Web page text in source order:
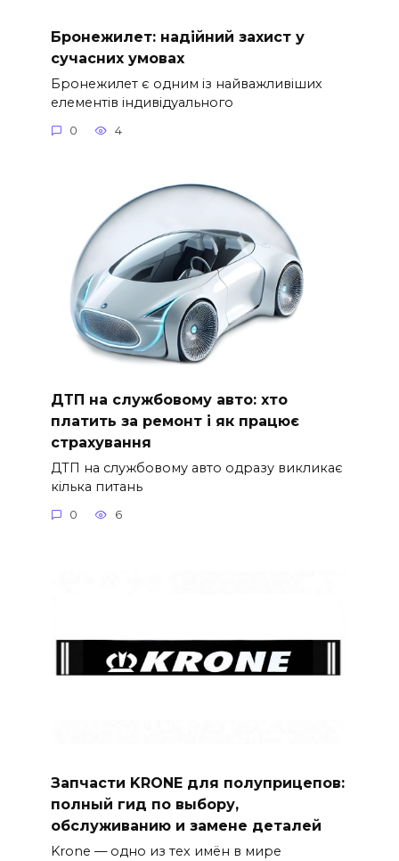
Бронежилет: надійний захист у
сучасних умовах
Бронежилет є одним із найважливіших
елементів індивідуального
0 4
ДТП на службовому авто: хто
платить за ремонт і як працює
страхування
ДТП на службовому авто одразу викликає
кілька питань
0 6
Запчасти KRONE для полуприцепов:
полный гид по выбору,
обслуживанию и замене деталей
Krone — одно из тех имён в мире